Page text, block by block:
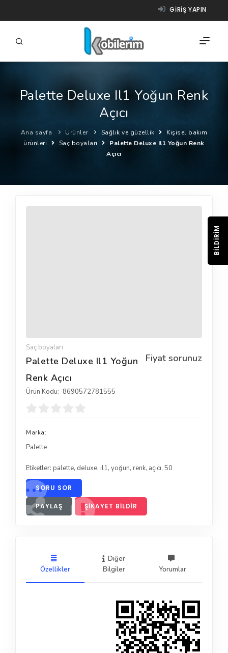
GIRIŞ YAPIN
FIRMALAR
ÜRÜNLER
NASIL ÇALIŞIR?
YARDIM
Palette Deluxe Il1 Yoğun Renk
Açıcı
Ana sayfa Ürünler Sağlık ve güzellik
Kişisel bakım
ürünleri
Saç boyaları
Palette Deluxe Il1 Yoğun Renk
Açıcı
Saç boyaları
Fiyat sorunuz
Palette Deluxe Il1 Yoğun
Renk Açıcı
Ürün Kodu: 8690572781555
Marka:
Palette
Etiketler: palette, deluxe, ıl1, yoğun, renk, açıcı, 50
SORU SOR
PAYLAŞ ŞIKAYET BILDIR
Özellikler
Diğer
Bilgiler
Yorumlar
BILDIRIM